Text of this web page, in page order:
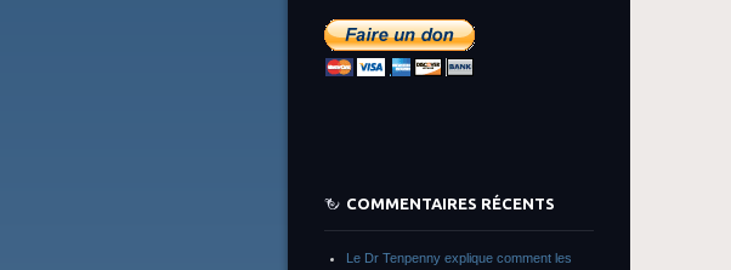
COMMENTAIRES RÉCENTS
Le Dr Tenpenny explique comment les